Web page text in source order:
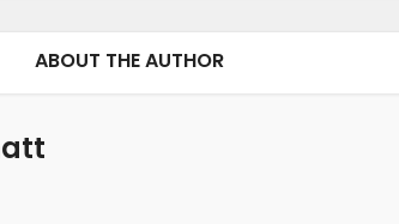
ABOUT THE AUTHOR